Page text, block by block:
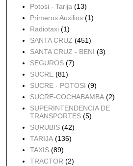
Potosi - Tarija (13)
Primeros Auxilios (1)
Radiotaxi (1)
SANTA CRUZ (451)
SANTA CRUZ - BENI (3)
SEGUROS (7)
SUCRE (81)
SUCRE - POTOSI (9)
SUCRE-COCHABAMBA (2)
SUPERINTENDENCIA DE
TRANSPORTES (5)
SURUBIS (42)
TARIJA (136)
TAXIS (89)
TRACTOR (2)